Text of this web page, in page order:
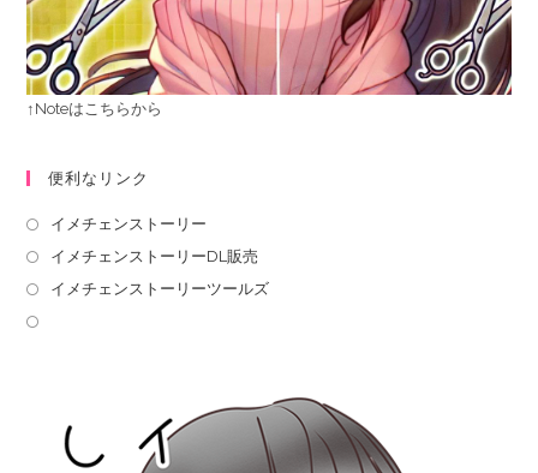
↑Noteはこちらから
便利なリンク
イメチェンストーリー
イメチェンストーリーDL販売
イメチェンストーリーツールズ